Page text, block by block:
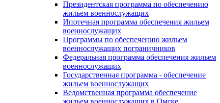
Президентская программа по обеспечению
жильем военнослужащих
Ипотечная программа обеспечения жильем
военнослужащих
Программы по обеспечению жильем
военнослужащих пограничников
Федеральная программа обеспечения жильем
военнослужащих
Государственная программа - обеспечение
жильем военнослужащих
Ведомственная программа обеспечение
жильем военнослужащих в Омске